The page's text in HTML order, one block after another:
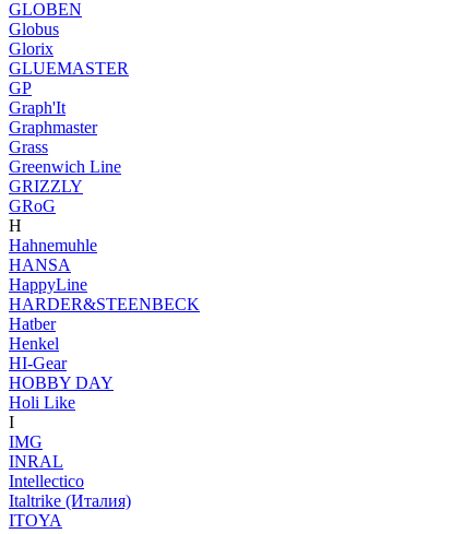
GLOBEN
Globus
Glorix
GLUEMASTER
GP
Graph'It
Graphmaster
Grass
Greenwich Line
GRIZZLY
GRoG
H
Hahnemuhle
HANSA
HappyLine
HARDER&STEENBECK
Hatber
Henkel
HI-Gear
HOBBY DAY
Holi Like
I
IMG
INRAL
Intellectico
Italtrike (Италия)
ITOYA